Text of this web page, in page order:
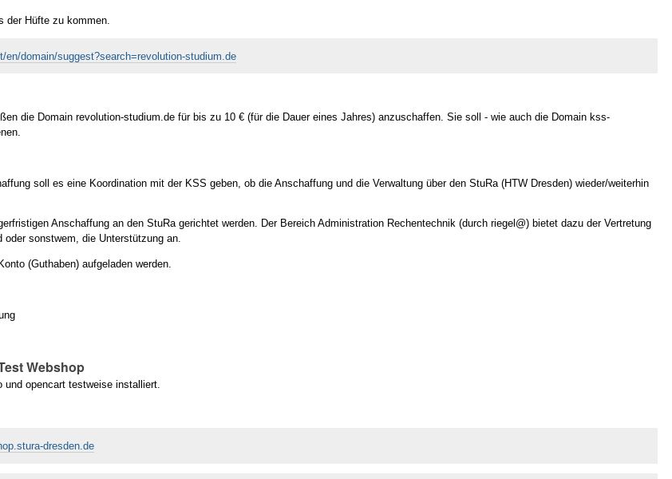
der Hüfte zu kommen.
en/domain/suggest?search=revolution-studium.de
die Domain revolution-studium.de für bis zu 10 € (für die Dauer eines Jahres) anzuschaffen. Sie soll - wie auch die Domain kss-
soll es eine Koordination mit der KSS geben, ob die Anschaffung und die Verwaltung über den StuRa (HTW Dresden) wieder/weiterhin
Anschaffung an den StuRa gerichtet werden. Der Bereich Administration Rechentechnik (durch riegel@) bietet dazu der Vertretung
oder sonstwem, die Unterstützung an.
(Guthaben) aufgeladen werden.
Webshop
und opencart testweise installiert.
dresden.de